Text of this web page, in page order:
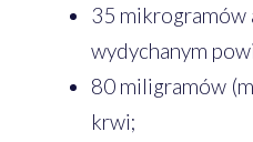
35 mikrogramów
wydychanym
80 miligramów
krwi;